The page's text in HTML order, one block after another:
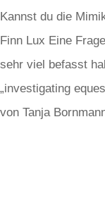
Kannst du die
Finn Lux Eine
sehr viel befasst
„investigating
von Tanja